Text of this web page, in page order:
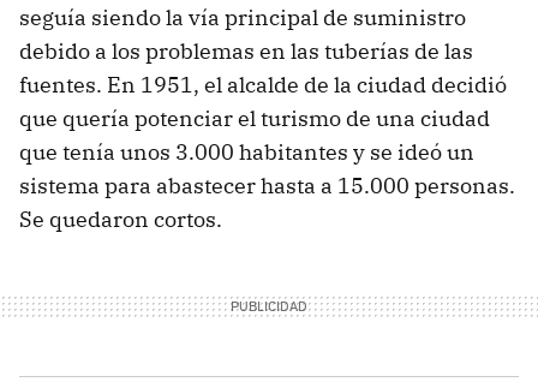
seguía siendo la vía principal de suministro
debido a los problemas en las tuberías de las
fuentes. En 1951, el alcalde de la ciudad decidió
que quería potenciar el turismo de una ciudad
que tenía unos 3.000 habitantes y se ideó un
sistema para abastecer hasta a 15.000 personas.
Se quedaron cortos.